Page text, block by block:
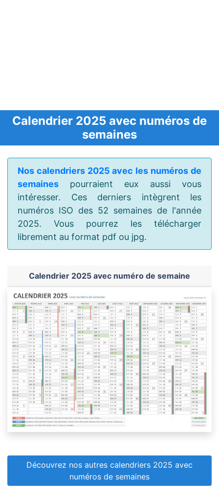
Calendrier 2025 avec numéros de
semaines
Nos calendriers 2025 avec les numéros de
semaines pourraient eux aussi vous
intéresser. Ces derniers intègrent les
numéros ISO des 52 semaines de l'année
2025. Vous pourrez les télécharger
librement au format pdf ou jpg.
Calendrier 2025 avec numéro de semaine
Découvrez nos autres calendriers 2025 avec
numéros de semaines